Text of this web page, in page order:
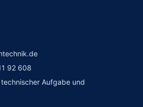
92 608
Aufgabe und